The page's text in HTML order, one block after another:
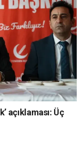
açıklaması: Üç